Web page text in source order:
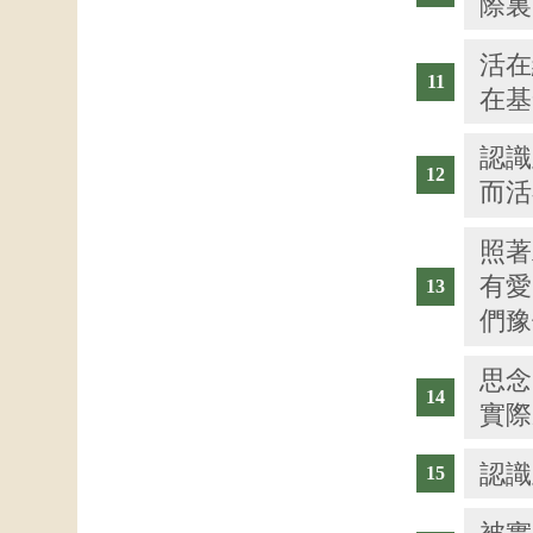
際裏
活
在
認
而
照
有
們
思
實
認